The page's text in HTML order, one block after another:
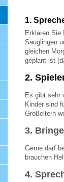
Impfsicherheit
Häufige
Recht auf
Vorsorge-
Notdienste
Hörlexikon
Material zu
Broschüren
1.
Erklären Sie
Säuglingen
gleichen
geplant ist
2.
Es gibt sehr
Kinder sind
Großeltern
3.
Gerne darf
brauchen
4.